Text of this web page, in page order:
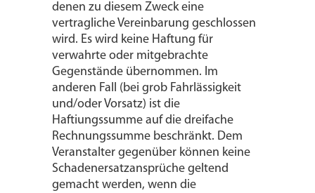
denen zu diesem Zweck eine
vertragliche Vereinbarung geschlossen
wird. Es wird keine Haftung für
verwahrte oder mitgebrachte
Gegenstände übernommen. Im
anderen Fall (bei grob Fahrlässigkeit
und/oder Vorsatz) ist die
Haftiungssumme auf die dreifache
Rechnungssumme beschränkt. Dem
Veranstalter gegenüber können keine
Schadenersatzansprüche geltend
gemacht werden, wenn die